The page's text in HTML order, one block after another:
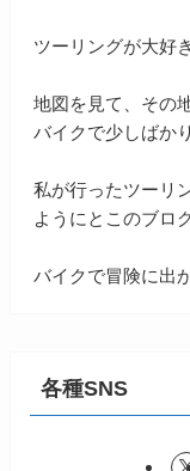
ツーリングが大好
地図を見て、その
バイクで少しばか
私が行ったツーリ
ようにとこのブロ
バイクで冒険に出
各種SNS